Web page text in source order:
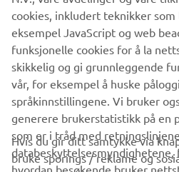
DISCOVER THE
VIRKSOMHET
cookies, inkludert teknikker som
eksempel JavaScript og web
funksjonelle cookies for å la
skikkelig og gi grunnleggende
vår, for eksempel å huske
språkinnstillingene. Vi bruker
generere brukerstatistikk på en
som er i tråd med retningslinjene
databeskyttelsesmyndighetene,
hvordan besøkende bruker
Hvis du gir ditt samtykke via
bruke sporings / reklame og